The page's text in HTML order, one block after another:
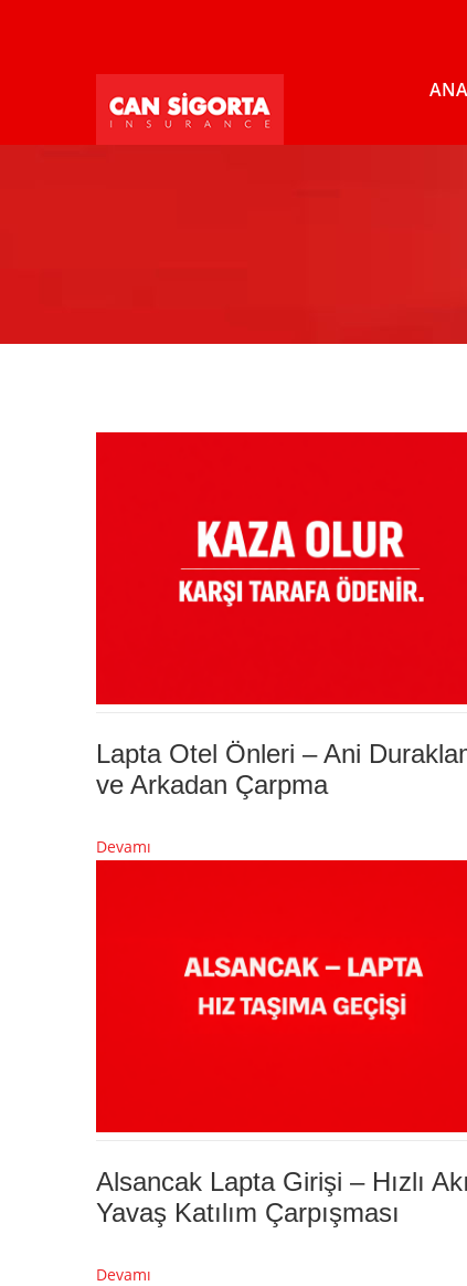
Lapta Otel Önleri – Ani
ve Arkadan Çarpma
Devamı
Alsancak Lapta Girişi – Hızlı
Yavaş Katılım Çarpışması
Devamı